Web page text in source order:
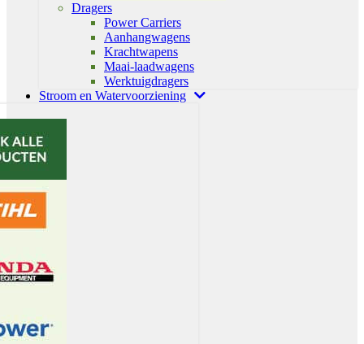
Dragers
Power Carriers
Aanhangwagens
Krachtwapens
Maai-laadwagens
Werktuigdragers
Stroom en Watervoorziening